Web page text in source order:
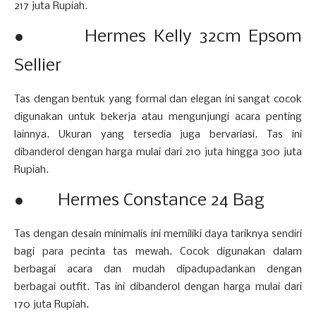
217 juta Rupiah.
● Hermes Kelly 32cm Epsom
Sellier
Tas dengan bentuk yang formal dan elegan ini sangat cocok
digunakan untuk bekerja atau mengunjungi acara penting
lainnya. Ukuran yang tersedia juga bervariasi. Tas ini
dibanderol dengan harga mulai dari 210 juta hingga 300 juta
Rupiah.
● Hermes Constance 24 Bag
Tas dengan desain minimalis ini memiliki daya tariknya sendiri
bagi para pecinta tas mewah. Cocok digunakan dalam
berbagai acara dan mudah dipadupadankan dengan
berbagai outfit. Tas ini dibanderol dengan harga mulai dari
170 juta Rupiah.